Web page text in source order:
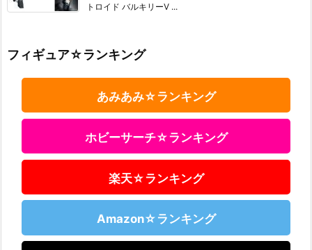
トロイド バルキリーV ...
フィギュア☆ランキング
あみあみ☆ランキング
ホビーサーチ☆ランキング
楽天☆ランキング
Amazon☆ランキング